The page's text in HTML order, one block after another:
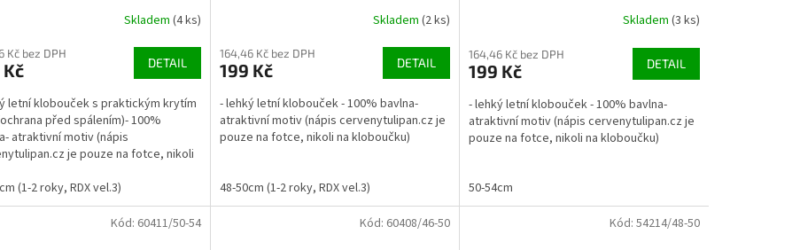
Skladem (4 ks)
Kč bez DPH
Kč DETAIL
letní klobouček s praktickým krytím
před spálením)- 100%
atraktivní motiv (nápis
je pouze na fotce, nikoli
(1-2 roky, RDX vel.3)
Skladem (2 ks)
164,46 Kč bez DPH
199 Kč DETAIL
- lehký letní klobouček - 100% bavlna-
atraktivní motiv (nápis cervenytulipan.cz je
pouze na fotce, nikoli na kloboučku)
48-50cm (1-2 roky, RDX vel.3)
Skladem (3 ks)
164,46 Kč bez DPH
199 Kč DETAIL
- lehký letní klobouček - 100% bavlna-
atraktivní motiv (nápis cervenytulipan.cz je
pouze na fotce, nikoli na kloboučku)
50-54cm
Kód: 60411/50-54 Kód: 60408/46-50 Kód: 54214/48-50